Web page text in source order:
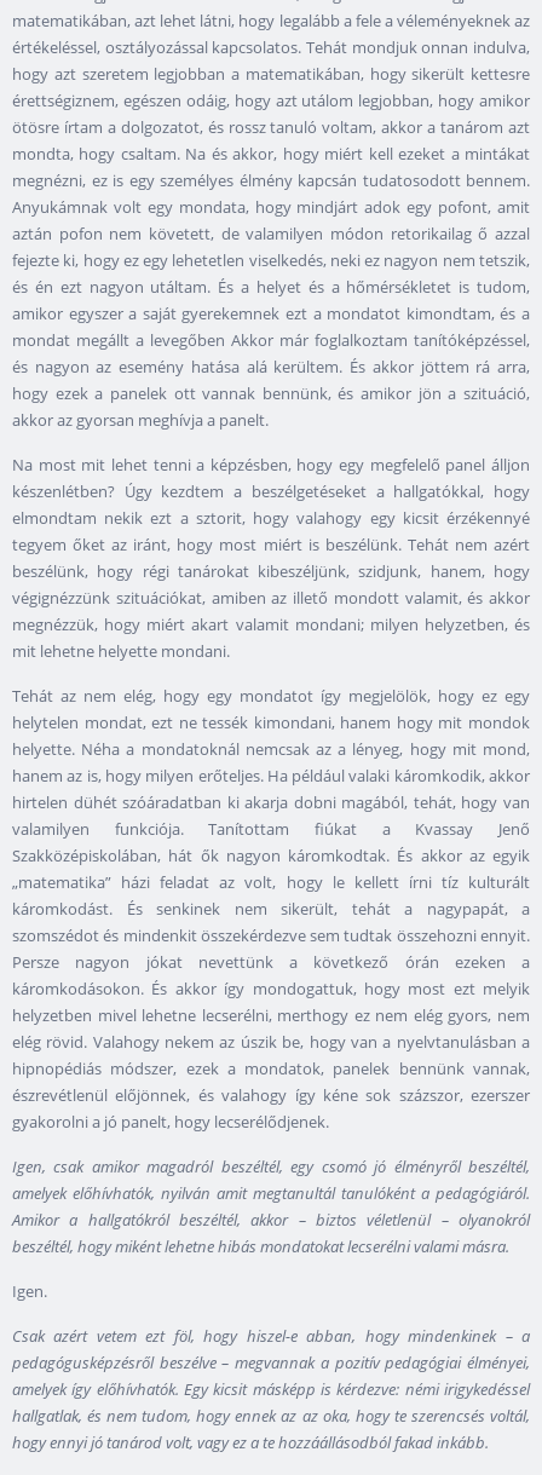
matematikában, azt lehet látni, hogy legalább a fele a véleményeknek az
értékeléssel, osztályozással kapcsolatos. Tehát mondjuk onnan indulva,
hogy azt szeretem legjobban a matematikában, hogy sikerült kettesre
érettségiznem, egészen odáig, hogy azt utálom legjobban, hogy amikor
ötösre írtam a dolgozatot, és rossz tanuló voltam, akkor a tanárom azt
mondta, hogy csaltam. Na és akkor, hogy miért kell ezeket a mintákat
megnézni, ez is egy személyes élmény kapcsán tudatosodott bennem.
Anyukámnak volt egy mondata, hogy mindjárt adok egy pofont, amit
aztán pofon nem követett, de valamilyen módon retorikailag ő azzal
fejezte ki, hogy ez egy lehetetlen viselkedés, neki ez nagyon nem tetszik,
és én ezt nagyon utáltam. És a helyet és a hőmérsékletet is tudom,
amikor egyszer a saját gyerekemnek ezt a mondatot kimondtam, és a
mondat megállt a levegőben Akkor már foglalkoztam tanítóképzéssel,
és nagyon az esemény hatása alá kerültem. És akkor jöttem rá arra,
hogy ezek a panelek ott vannak bennünk, és amikor jön a szituáció,
akkor az gyorsan meghívja a panelt.
Na most mit lehet tenni a képzésben, hogy egy megfelelő panel álljon
készenlétben? Úgy kezdtem a beszélgetéseket a hallgatókkal, hogy
elmondtam nekik ezt a sztorit, hogy valahogy egy kicsit érzékennyé
tegyem őket az iránt, hogy most miért is beszélünk. Tehát nem azért
beszélünk, hogy régi tanárokat kibeszéljünk, szidjunk, hanem, hogy
végignézzünk szituációkat, amiben az illető mondott valamit, és akkor
megnézzük, hogy miért akart valamit mondani; milyen helyzetben, és
mit lehetne helyette mondani.
Tehát az nem elég, hogy egy mondatot így megjelölök, hogy ez egy
helytelen mondat, ezt ne tessék kimondani, hanem hogy mit mondok
helyette. Néha a mondatoknál nemcsak az a lényeg, hogy mit mond,
hanem az is, hogy milyen erőteljes. Ha például valaki káromkodik, akkor
hirtelen dühét szóáradatban ki akarja dobni magából, tehát, hogy van
valamilyen funkciója. Tanítottam fiúkat a Kvassay Jenő
Szakközépiskolában, hát ők nagyon káromkodtak. És akkor az egyik
„matematika” házi feladat az volt, hogy le kellett írni tíz kulturált
káromkodást. És senkinek nem sikerült, tehát a nagypapát, a
szomszédot és mindenkit összekérdezve sem tudtak összehozni ennyit.
Persze nagyon jókat nevettünk a következő órán ezeken a
káromkodásokon. És akkor így mondogattuk, hogy most ezt melyik
helyzetben mivel lehetne lecserélni, merthogy ez nem elég gyors, nem
elég rövid. Valahogy nekem az úszik be, hogy van a nyelvtanulásban a
hipnopédiás módszer, ezek a mondatok, panelek bennünk vannak,
észrevétlenül előjönnek, és valahogy így kéne sok százszor, ezerszer
gyakorolni a jó panelt, hogy lecserélődjenek.
Igen, csak amikor magadról beszéltél, egy csomó jó élményről beszéltél,
amelyek előhívhatók, nyilván amit megtanultál tanulóként a pedagógiáról.
Amikor a hallgatókról beszéltél, akkor – biztos véletlenül – olyanokról
beszéltél, hogy miként lehetne hibás mondatokat lecserélni valami másra.
Igen.
Csak azért vetem ezt föl, hogy hiszel-e abban, hogy mindenkinek – a
pedagógusképzésről beszélve – megvannak a pozitív pedagógiai élményei,
amelyek így előhívhatók. Egy kicsit másképp is kérdezve: némi irigykedéssel
hallgatlak, és nem tudom, hogy ennek az az oka, hogy te szerencsés voltál,
hogy ennyi jó tanárod volt, vagy ez a te hozzáállásodból fakad inkább.